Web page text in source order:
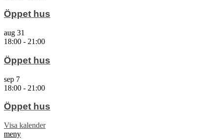
Öppet hus
aug 31
18:00 - 21:00
Öppet hus
sep 7
18:00 - 21:00
Öppet hus
Visa kalender
meny